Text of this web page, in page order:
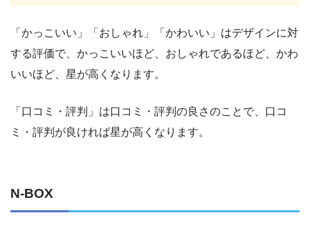
「かっこいい」「おしゃれ」「かわいい」はデザインに対
する評価で、かっこいいほど、おしゃれであるほど、かわ
いいほど、星が高くなります。
「口コミ・評判」は口コミ・評判の良さのことで、口コ
ミ・評判が良ければ星が高くなります。
N-BOX